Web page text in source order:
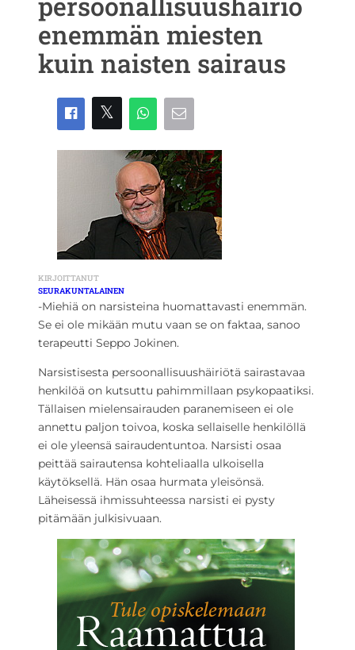
enemmän miesten
kuin naisten sairaus
KIRJOITTANUT
SEURAKUNTALAINEN
-Miehiä on narsisteina huomattavasti enemmän.
Se ei ole mikään mutu vaan se on faktaa, sanoo
terapeutti Seppo Jokinen.
Narsistisesta persoonallisuushäiriötä sairastavaa
henkilöä on kutsuttu pahimmillaan psykopaatiksi.
Tällaisen mielensairauden paranemiseen ei ole
annettu paljon toivoa, koska sellaiselle henkilöllä
ei ole yleensä sairaudentuntoa. Narsisti osaa
peittää sairautensa kohteliaalla ulkoisella
käytöksellä. Hän osaa hurmata yleisönsä.
Läheisessä ihmissuhteessa narsisti ei pysty
pitämään julkisivuaan.